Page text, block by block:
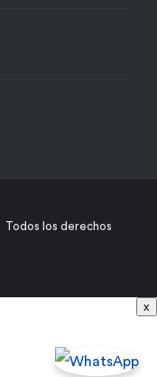
los derechos
x